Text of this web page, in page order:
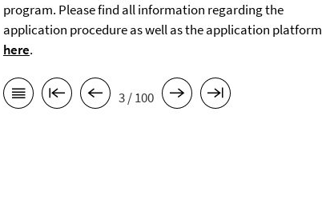
program. Please find all information regarding the
application procedure as well as the application platform
here.
3 / 100